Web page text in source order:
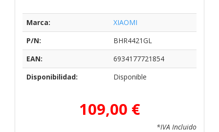
Marca:
XIAOMI
P/N:
BHR4421GL
EAN:
6934177721854
Disponibilidad:
Disponible
109,00 €
*IVA Incluido